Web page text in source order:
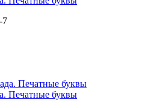
7
Печатные буквы